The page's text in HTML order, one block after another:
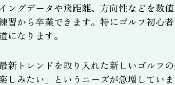
ングデータや飛距離、方向性などを数
習から卒業できます。特にゴルフ初心
になります。
新トレンドを取り入れた新しいゴルフ
しみたい」というニーズが急増してい